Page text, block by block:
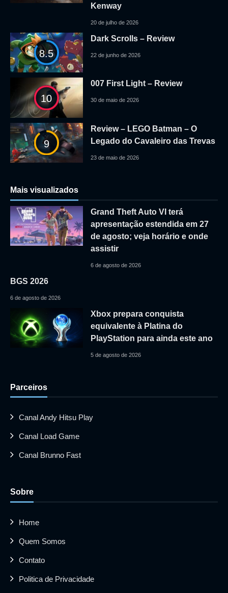
Kenway
20 de julho de 2026
8.5
Dark Scrolls – Review
22 de junho de 2026
10
007 First Light – Review
30 de maio de 2026
9
Review – LEGO Batman – O
Legado do Cavaleiro das Trevas
23 de maio de 2026
Mais visualizados
Grand Theft Auto VI terá
apresentação estendida em 27
de agosto; veja horário e onde
assistir
6 de agosto de 2026
BGS 2026
6 de agosto de 2026
Xbox prepara conquista
equivalente à Platina do
PlayStation para ainda este ano
5 de agosto de 2026
Parceiros
Canal Andy Hitsu Play
Canal Load Game
Canal Brunno Fast
Sobre
Home
Quem Somos
Contato
Politica de Privacidade